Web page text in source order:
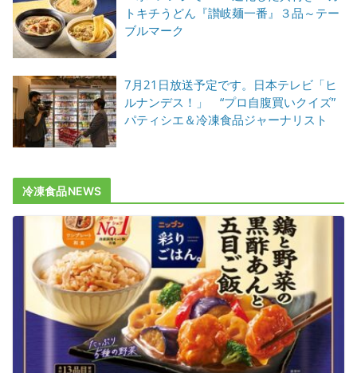
トキチうどん『讃岐麺一番』３品～テー
ブルマーク
7月21日放送予定です。日本テレビ「ヒ
ルナンデス！」 “プロ自腹買いクイズ”
パティシエ＆冷凍食品ジャーナリスト
冷凍食品NEWS